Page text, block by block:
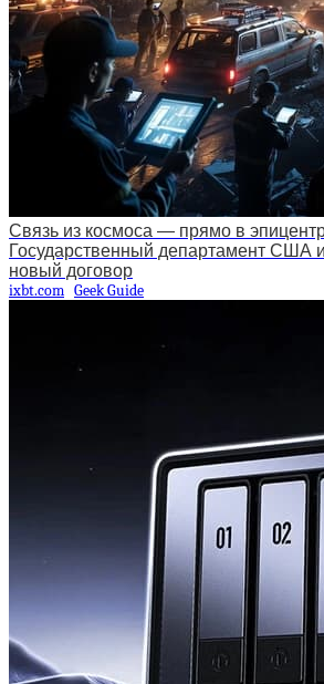
Связь из космоса — прямо в
Государственный департамент США
новый договор
ixbt.com Geek Guide